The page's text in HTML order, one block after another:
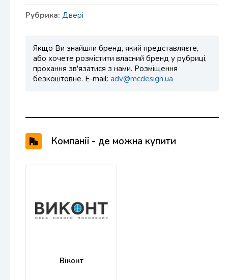
Рубрика: Двері
Якщо Ви знайшли бренд, який представляєте,
або хочете розмістити власний бренд у рубриці,
прохання зв'язатися з нами. Розміщення
безкоштовне. E-mail: adv@mcdesign.ua
Компанії - де можна купити
Віконт